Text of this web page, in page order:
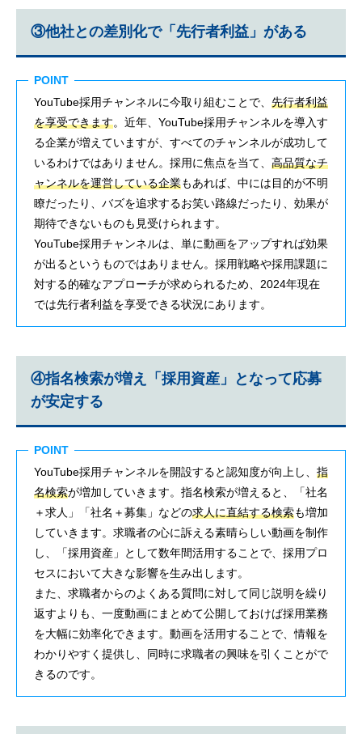
③他社との差別化で「先行者利益」がある
POINT
YouTube採用チャンネルに今取り組むことで、 先行者利益
を享受できます。近年、YouTube採用チャンネルを導入す
る企業が増えていますが、すべてのチャンネルが成功して
いるわけではありません。採用に焦点を当て、 高品質なチ
ャンネルを運営している企業もあれば、中には目的が不明
瞭だったり、バズを追求するお笑い路線だったり、効果が
期待できないものも見受けられます。
YouTube採用チャンネルは、単に動画をアップすれば効果
が出るというものではありません。採用戦略や採用課題に
対する的確なアプローチが求められるため、2024年現在
では先行者利益を享受できる状況にあります。
④指名検索が増え「採用資産」となって応募
が安定する
POINT
YouTube採用チャンネルを開設すると認知度が向上し、 指
名検索が増加していきます。指名検索が増えると、「社名
＋求人」「社名＋募集」などの求人に直結する検索も増加
していきます。求職者の心に訴える素晴らしい動画を制作
し、「採用資産」として数年間活用することで、採用プロ
セスにおいて大きな影響を生み出します。
また、求職者からのよくある質問に対して同じ説明を繰り
返すよりも、一度動画にまとめて公開しておけば採用業務
を大幅に効率化できます。動画を活用することで、情報を
わかりやすく提供し、同時に求職者の興味を引くことがで
きるのです。